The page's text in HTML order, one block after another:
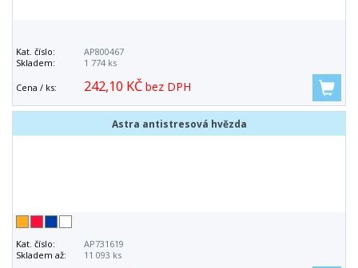
Kat. číslo:
AP800467
Skladem:
1 774 ks
Cena / ks: 242,10 KČ bez DPH
Astra antistresová hvězda
Kat. číslo:
AP731619
Skladem až:
11 093 ks